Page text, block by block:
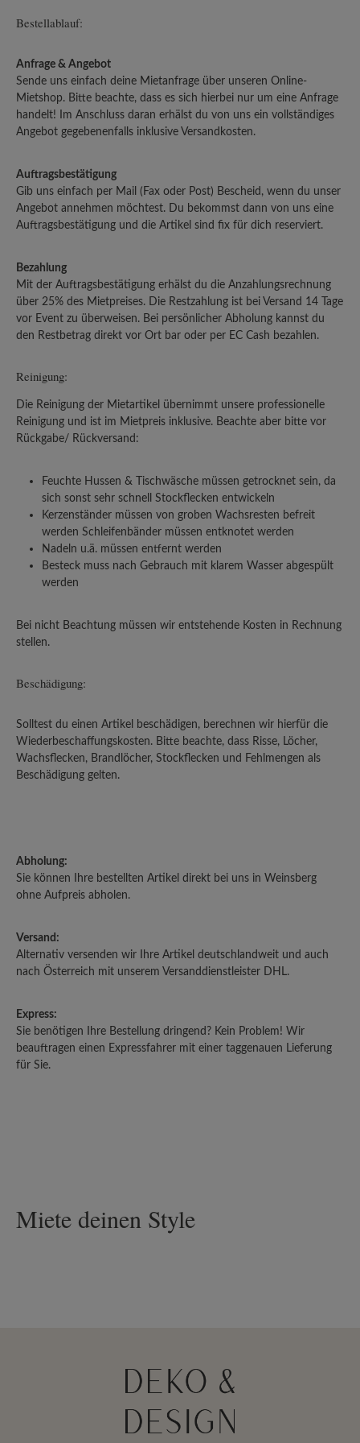
Bestellablauf:
Anfrage & Angebot
Sende uns einfach deine Mietanfrage über unseren Online-
Mietshop. Bitte beachte, dass es sich hierbei nur um eine Anfrage
handelt! Im Anschluss daran erhälst du von uns ein vollständiges
Angebot gegebenenfalls inklusive Versandkosten.
Auftragsbestätigung
Gib uns einfach per Mail (Fax oder Post) Bescheid, wenn du unser
Angebot annehmen möchtest. Du bekommst dann von uns eine
Auftragsbestätigung und die Artikel sind fix für dich reserviert.
Bezahlung
Mit der Auftragsbestätigung erhälst du die Anzahlungsrechnung
über 25% des Mietpreises. Die Restzahlung ist bei Versand 14 Tage
vor Event zu überweisen. Bei persönlicher Abholung kannst du
den Restbetrag direkt vor Ort bar oder per EC Cash bezahlen.
Reinigung:
Die Reinigung der Mietartikel übernimmt unsere professionelle
Reinigung und ist im Mietpreis inklusive. Beachte aber bitte vor
Rückgabe/ Rückversand:
Feuchte Hussen & Tischwäsche müssen getrocknet sein, da
sich sonst sehr schnell Stockflecken entwickeln
Kerzenständer müssen von groben Wachsresten befreit
werden Schleifenbänder müssen entknotet werden
Nadeln u.ä. müssen entfernt werden
Besteck muss nach Gebrauch mit klarem Wasser abgespült
werden
Bei nicht Beachtung müssen wir entstehende Kosten in Rechnung
stellen.
Beschädigung:
Solltest du einen Artikel beschädigen, berechnen wir hierfür die
Wiederbeschaffungskosten. Bitte beachte, dass Risse, Löcher,
Wachsflecken, Brandlöcher, Stockflecken und Fehlmengen als
Beschädigung gelten.
Abholung:
Sie können Ihre bestellten Artikel direkt bei uns in Weinsberg
ohne Aufpreis abholen.
Versand:
Alternativ versenden wir Ihre Artikel deutschlandweit und auch
nach Österreich mit unserem Versanddienstleister DHL.
Express:
Sie benötigen Ihre Bestellung dringend? Kein Problem! Wir
beauftragen einen Expressfahrer mit einer taggenauen Lieferung
für Sie.
Miete deinen Style